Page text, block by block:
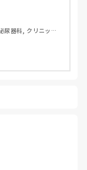
器科, クリニック,